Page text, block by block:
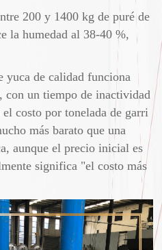
200 y 1400 kg de puré de
la humedad al 38-40 %,
yuca de calidad funciona
con un tiempo de inactividad
costo por tonelada de garri
más barato que una
aunque el precio inicial es
significa "el costo más